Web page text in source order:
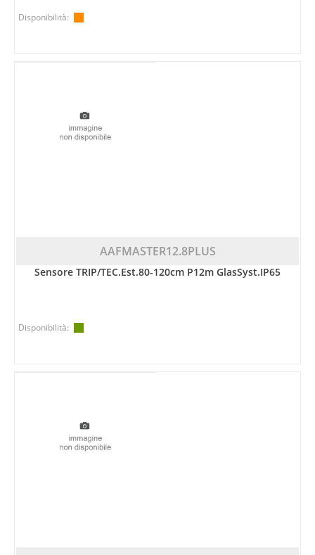
Disponibilità:
AAFMASTER12.8PLUS
Sensore TRIP/TEC.est.80-120cm P12m GlasSyst.IP65
Disponibilità: